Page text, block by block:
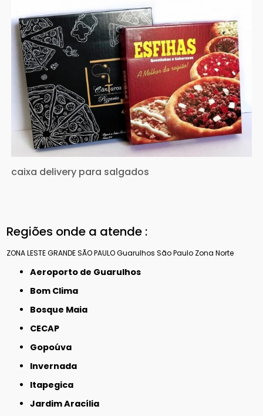
caixa delivery para salgados
Regiões onde a atende :
ZONA LESTEGRANDE SÃO PAULOGuarulhos São Paulo Zona Norte
Aeroporto de Guarulhos
Bom Clima
Bosque Maia
CECAP
Gopoúva
Invernada
Itapegica
Jardim Aracília